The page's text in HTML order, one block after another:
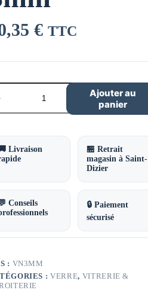
€ TTC
Ajouter au
panier
Livraison
🏪 Retrait
magasin à Saint-
Dizier
Conseils
🔒 Paiement
sécurisé
: VN3MM
:VERRE, VITRERIE &